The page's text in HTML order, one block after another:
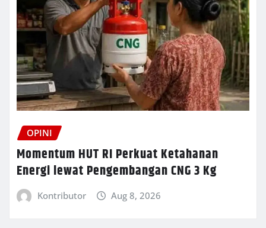
OPINI
Momentum HUT RI Perkuat Ketahanan
Energi lewat Pengembangan CNG 3 Kg
Kontributor Aug 8, 2026